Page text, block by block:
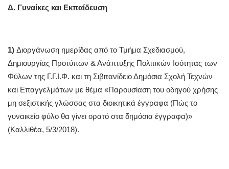
Δ. Γυναίκες και Εκπαίδευση
1) Διοργάνωση ημερίδας από το Τμήμα Σχεδιασμού,
Δημιουργίας Προτύπων & Ανάπτυξης Πολιτικών Ισότητας των
Φύλων της Γ.Γ.Ι.Φ. και τη Σιβιτανίδειο Δημόσια Σχολή Τεχνών
και Επαγγελμάτων με θέμα «Παρουσίαση του οδηγού χρήσης
μη σεξιστικής γλώσσας στα διοικητικά έγγραφα (Πώς το
γυναικείο φύλο θα γίνει ορατό στα δημόσια έγγραφα)»
(Καλλιθέα, 5/3/2018).